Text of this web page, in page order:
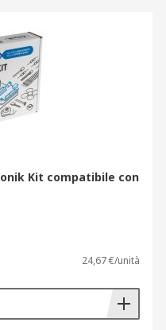
Kit compatibile con
24,67 €/unità